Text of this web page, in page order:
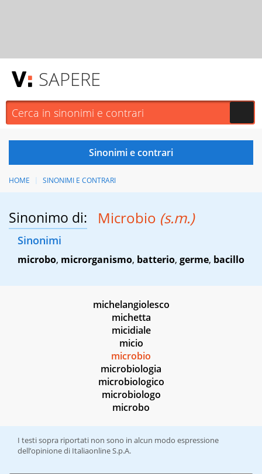
SAPERE
HOME SINONIMI E CONTRARI
Sinonimo di: Microbio (s.m.)
Sinonimi
microbo, microrganismo, batterio, germe, bacillo
michelangiolesco
michetta
micidiale
micio
microbio
microbiologia
microbiologico
microbiologo
microbo
I testi sopra riportati non sono in alcun modo espressione
dell’opinione di Italiaonline S.p.A.